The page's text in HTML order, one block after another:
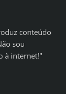
conteúdo
sou
à internet!"